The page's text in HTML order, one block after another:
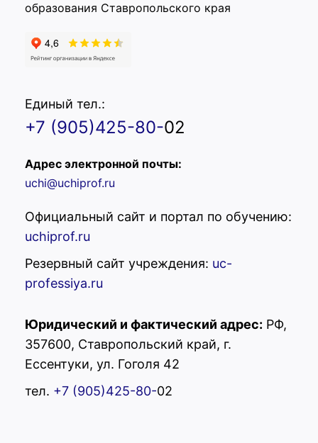
приветствует учебный центр
образования Ставропольского края
Единый тел.:
+7 (905)425-80-02
Адрес электронной почты:
uchi@uchiprof.ru
Официальный сайт и портал по обучению:
uchiprof.ru
Резервный сайт учреждения: uc-
professiya.ru
Юридический и фактический адрес: РФ,
357600, Ставропольский край, г.
Ессентуки, ул. Гоголя 42
тел. +7 (905)425-80-02